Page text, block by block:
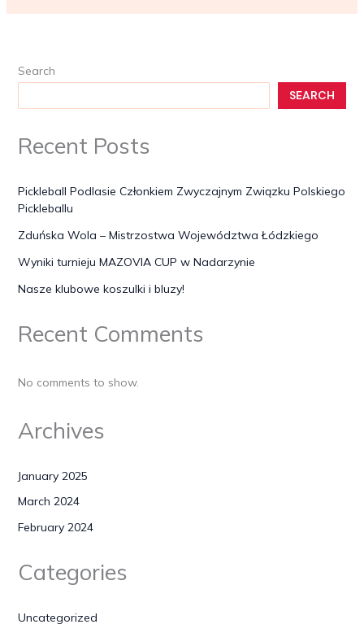
–
Łódzkiego
Search
SEARCH
Recent Posts
Pickleball Podlasie Członkiem Zwyczajnym Związku Polskiego
Pickleballu
Zduńska Wola – Mistrzostwa Województwa Łódzkiego
Wyniki turnieju MAZOVIA CUP w Nadarzynie
Nasze klubowe koszulki i bluzy!
Recent Comments
No comments to show.
Archives
January 2025
March 2024
February 2024
Categories
Uncategorized